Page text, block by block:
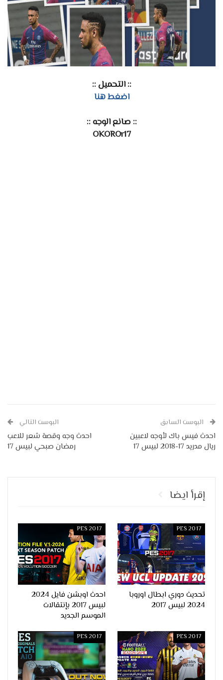
:: التحميل ::
اضغط هنا
:: صانع الوجه ::
OKOROr17
البوست السابق
احدث فيس باك لأوجه لاعبين
ريال مدريد 17-2018 لبيس 17
البوست التالي
احدث وجه وقصة شعر للاعب
رمضان صبحي لبيس 17
إقرأ ايضا
PES 2017
تحديث دوري ابطال اوروبا
2024 لبيس 2017
PES 2017
احدث اوبشن فايل 2024
لبيس 2017 بإنتقالات
الموسم الجديد
PES 2017
PES 2017